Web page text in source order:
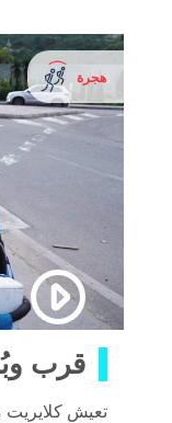
هجرة
قرب
تعيش كلايريت